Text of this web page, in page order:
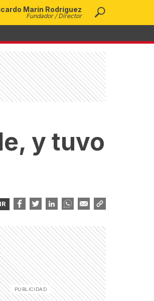
Marín Rodríguez
Fundador / Director
y tuvo